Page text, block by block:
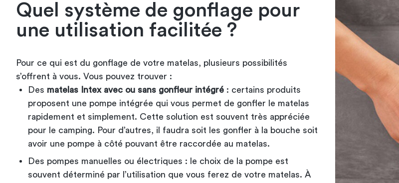
Quel système de gonflage pour
une utilisation facilitée ?
Pour ce qui est du gonflage de votre matelas, plusieurs possibilités
s’offrent à vous. Vous pouvez trouver :
Des matelas Intex avec ou sans gonfleur intégré : certains produits
proposent une pompe intégrée qui vous permet de gonfler le matelas
rapidement et simplement. Cette solution est souvent très appréciée
pour le camping. Pour d’autres, il faudra soit les gonfler à la bouche soit
avoir une pompe à côté pouvant être raccordée au matelas.
Des pompes manuelles ou électriques : le choix de la pompe est
souvent déterminé par l’utilisation que vous ferez de votre matelas. À